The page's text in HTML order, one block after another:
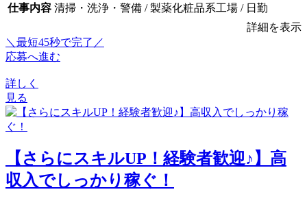
仕事内容 清掃・洗浄・警備 / 製薬化粧品系工場 / 日勤
詳細を表示
＼最短45秒で完了／
応募へ進む
詳しく
見る
【さらにスキルUP！経験者歓迎♪】高
収入でしっかり稼ぐ！